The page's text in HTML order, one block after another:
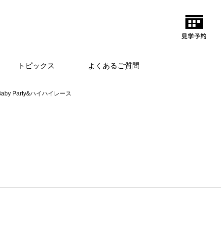
トピックス よくあるご質問
Party&ハイハイレース